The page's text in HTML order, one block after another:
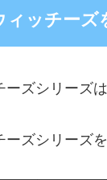
ィッチーズ
ーズシリーズ
ズシリーズ